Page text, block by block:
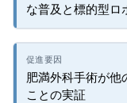
な普及と標的型ロ
肥満外科手術が他
ことの実証